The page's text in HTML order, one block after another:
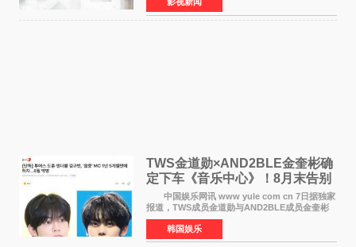
·麦克格雷格领衔主演的2026暑期惊悚冒险大片
《逃出绝
TWS金道勋×AND2BLE金奎彬确
定下车《音乐中心》！8月末告别
MC席位
中国娱乐网讯 www yule com cn 7日据独家
报道，TWS成员金道勋与AND2BLE成员金奎彬
将于8月离开《音乐中心》MC的位置。 金道
勋与金奎彬于去年3月与H2H A-NA一起被选为
《音乐中心》MC，约1
韩国娱乐